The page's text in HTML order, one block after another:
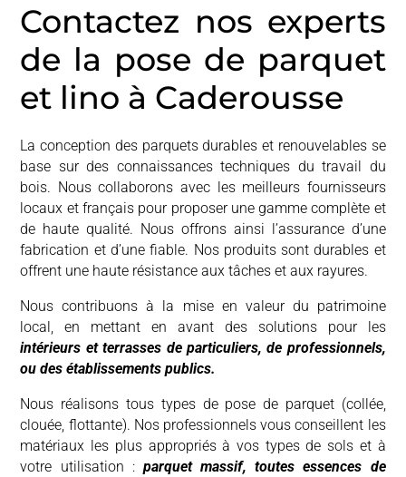
Contactez nos experts
de la pose de parquet
et lino à Caderousse
La conception des parquets durables et renouvelables se
base sur des connaissances techniques du travail du
bois. Nous collaborons avec les meilleurs fournisseurs
locaux et français pour proposer une gamme complète et
de haute qualité. Nous offrons ainsi l’assurance d’une
fabrication et d’une fiable. Nos produits sont durables et
offrent une haute résistance aux tâches et aux rayures.
Nous contribuons à la mise en valeur du patrimoine
local, en mettant en avant des solutions pour les
intérieurs et terrasses de particuliers, de professionnels,
ou des établissements publics.
Nous réalisons tous types de pose de parquet (collée,
clouée, flottante). Nos professionnels vous conseillent les
matériaux les plus appropriés à vos types de sols et à
votre utilisation : parquet massif, toutes essences de